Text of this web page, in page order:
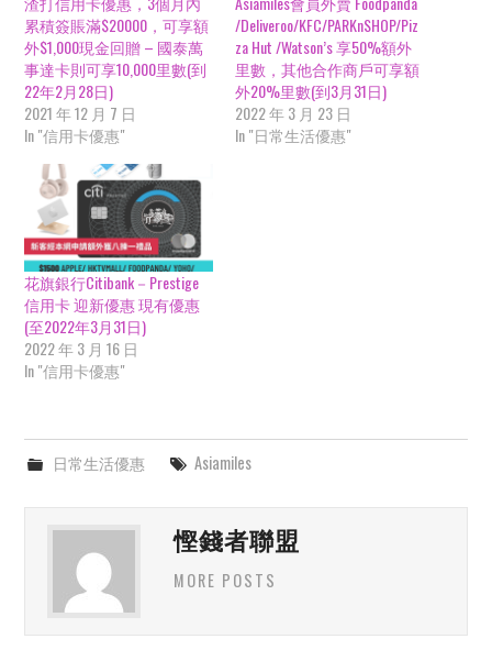
累積簽賬滿$20000，可享額
外$1,000現金回贈 – 國泰萬
事達卡則可享10,000里數(到
22年2月28日)
2021 年 12 月 7 日
In "信用卡優惠"
/Deliveroo/KFC/PARKnSHOP/Piz
za Hut /Watson’s 享50%額外
里數，其他合作商戶可享額
外20%里數(到3月31日)
2022 年 3 月 23 日
In "日常生活優惠"
花旗銀行Citibank－Prestige
信用卡 迎新優惠 現有優惠
(至2022年3月31日)
2022 年 3 月 16 日
In "信用卡優惠"
日常生活優惠 Asiamiles
慳錢者聯盟
MORE POSTS